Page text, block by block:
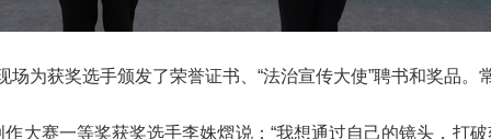
场为获奖选手颁发了荣誉证书、“法治宣传大使”聘书和奖品。
作大赛一等奖获奖选手李姝熠说：“我想通过自己的镜头，打